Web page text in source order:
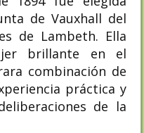
de Vauxhall del
de Lambeth. Ella
brillante en el
combinación de
práctica y
de la